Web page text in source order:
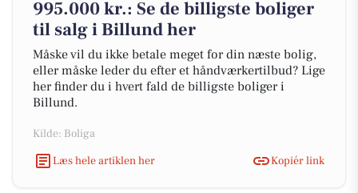
995.000 kr.: Se de billigste boliger
til salg i Billund her
Måske vil du ikke betale meget for din næste bolig,
eller måske leder du efter et håndværkertilbud? Lige
her finder du i hvert fald de billigste boliger i
Billund.
Kilde: Boliga
Læs hele artiklen her
Kopiér link